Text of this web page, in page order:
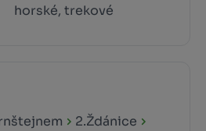
horské, trekové
2.Ždánice